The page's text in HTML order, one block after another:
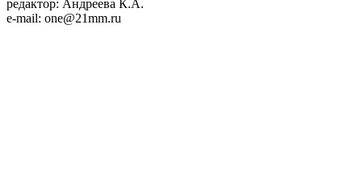
редактор: Андреева К.А.
e-mail: one@21mm.ru